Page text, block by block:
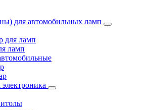
для автомобильных ламп
для ламп
ламп